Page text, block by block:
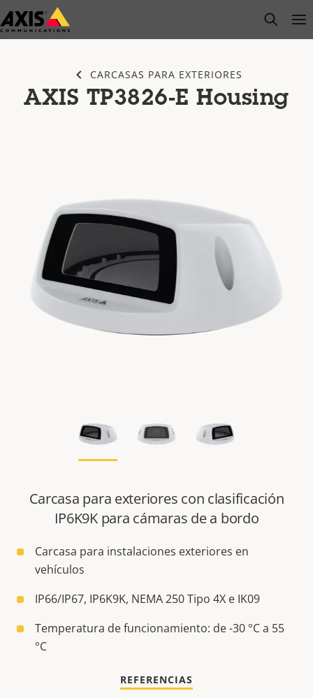
Saltar
al
open
CARCASAS PARA EXTERIORES
AXIS TP3826-E Housing
Carcasa para exteriores con clasificación
IP6K9K para cámaras de a bordo
Carcasa para instalaciones exteriores en
vehículos
IP66/IP67, IP6K9K, NEMA 250 Tipo 4X e IK09
Temperatura de funcionamiento: de -30 °C a 55
°C
REFERENCIAS